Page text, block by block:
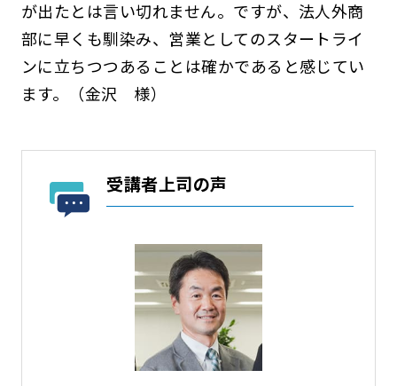
が出たとは言い切れません。ですが、法人外商
部に早くも馴染み、営業としてのスタートライ
ンに立ちつつあることは確かであると感じてい
ます。（金沢 様）
受講者上司の声